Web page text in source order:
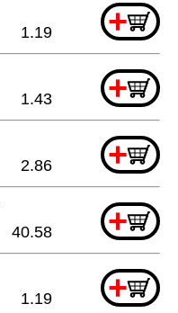
+
1.19
+
1.43
+
2.86
+
40.58
+
1.19